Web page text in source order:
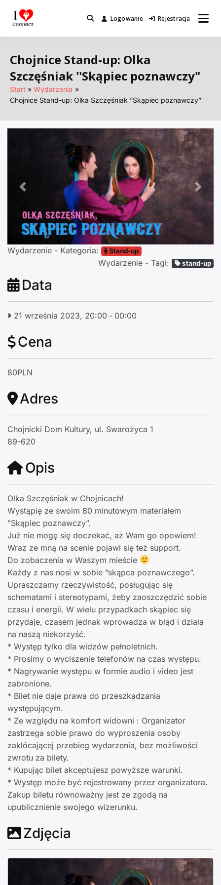
Miejsca które warto odwiedzić.
Logowanie Rejestracja
Chojnice Stand-up: Olka
Szczęśniak ''Skąpiec poznawczy"
Start
Wydarzenia
Chojnice Stand-up: Olka Szczęśniak ”Skąpiec poznawczy”
Poprzednie
Wydarzenie - Kategoria: Stand-up
Wydarzenie - Tagi: stand-up
Data
21 września 2023, 20:00 - 00:00
Cena
80PLN
Adres
Chojnicki Dom Kultury, ul. Swarożyca 1
89-620
Opis
Olka Szczęśniak w Chojnicach!
Wystąpię ze swoim 80 minutowym materiałem
”Skąpiec poznawczy”.
Już nie mogę się doczekać, aż Wam go opowiem!
Wraz ze mną na scenie pojawi się też support.
Do zobaczenia w Waszym mieście
Każdy z nas nosi w sobie ”skąpca poznawczego”.
Upraszczamy rzeczywistość, posługując się
schematami i stereotypami, żeby zaoszczędzić sobie
czasu i energii. W wielu przypadkach skąpiec się
przydaje, czasem jednak wprowadza w błąd i działa
na naszą niekorzyść.
* Występ tylko dla widzów pełnoletnich.
* Prosimy o wyciszenie telefonów na czas występu.
* Nagrywanie występu w formie audio i video jest
zabronione.
* Bilet nie daje prawa do przeszkadzania
występującym.
* Ze względu na komfort widowni : Organizator
zastrzega sobie prawo do wyproszenia osoby
zakłócającej przebieg wydarzenia, bez możliwości
zwrotu za bilety.
* Kupując bilet akceptujesz powyższe warunki.
* Występ może być rejestrowany przez organizatora.
Zakup biletu równoważny jest ze zgodą na
upublicznienie swojego wizerunku.
Zdjęcia